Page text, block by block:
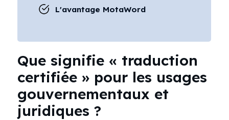
L'avantage MotaWord
Que signifie « traduction
certifiée » pour les usages
gouvernementaux et
juridiques ?